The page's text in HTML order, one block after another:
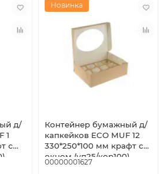
д/
1
с
Новинка
Контейнер бумажный д/
капкейков ECO MUF 12
330*250*100 мм крафт с
окном (уп25/кор100)
00000001627